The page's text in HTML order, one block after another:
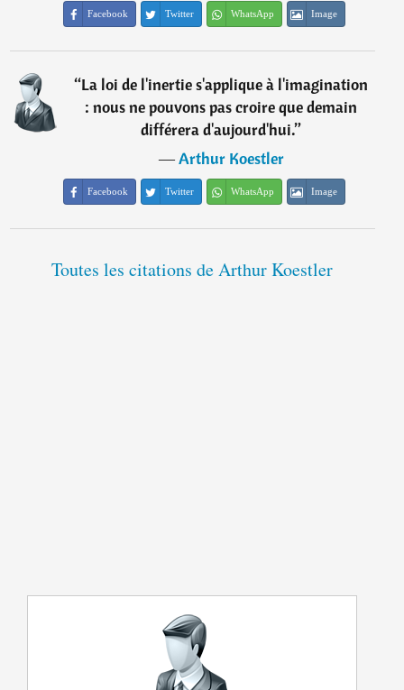
Facebook Twitter WhatsApp Image
“La loi de l'inertie s'applique à l'imagination
: nous ne pouvons pas croire que demain
différera d'aujourd'hui.”
―Arthur Koestler
Facebook Twitter WhatsApp Image
Toutes les citations de Arthur Koestler